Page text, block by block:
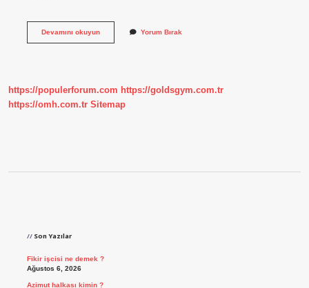
Devamını okuyunKamu
Denir
Yorum Bırak
https://populerforum.com https://goldsgym.com.tr
https://omh.com.tr Sitemap
Son Yazılar
Fikir işcisi ne demek ?
Ağustos 6, 2026
Azimut halkası kimin ?